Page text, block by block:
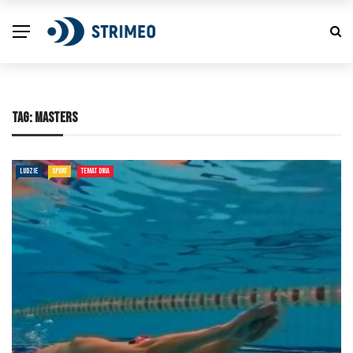
TAG: MASTERS
LUDZIE SPORT TEMAT DNIA